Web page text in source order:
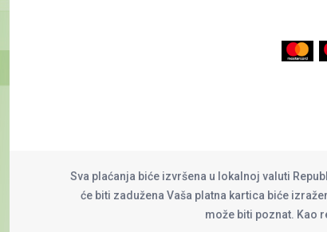
Sva plaćanja biće izvršena u lokalnoj valuti
će biti zadužena Vaša platna kartica biće
može biti poznat. Kao